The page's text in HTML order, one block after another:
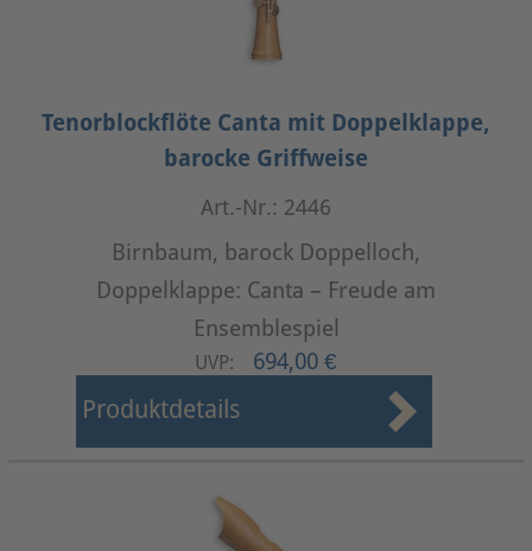
Tenorblockflöte Canta mit Doppelklappe,
barocke Griffweise
Art.-Nr.: 2446
Birnbaum, barock Doppelloch,
Doppelklappe: Canta – Freude am
Ensemblespiel
UVP: 694,00 €
Produktdetails